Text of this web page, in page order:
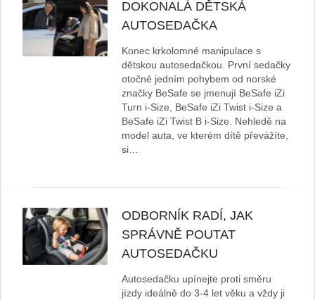
DOKONALÁ DĚTSKÁ
AUTOSEDAČKA
Konec krkolomné manipulace s
dětskou autosedačkou. První sedačky
otočné jedním pohybem od norské
značky BeSafe se jmenují BeSafe iZi
Turn i-Size, BeSafe iZi Twist i-Size a
BeSafe iZi Twist B i-Size. Nehledě na
model auta, ve kterém dítě převážíte,
si…
ODBORNÍK RADÍ, JAK
SPRÁVNĚ POUTAT
AUTOSEDAČKU
Autosedačku upínejte proti směru
jízdy ideálně do 3-4 let věku a vždy ji